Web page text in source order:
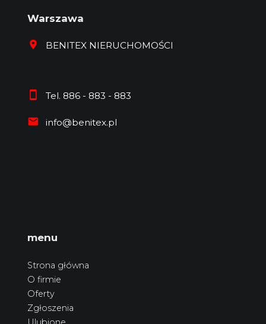
Warszawa
BENITEX NIERUCHOMOŚCI
Tel. 886 - 883 - 883
info@benitex.pl
menu
Strona główna
O firmie
Oferty
Zgłoszenia